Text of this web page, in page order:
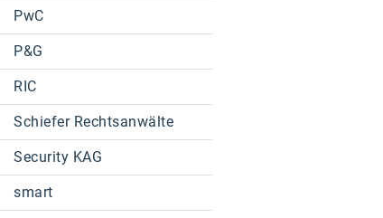
PwC
P&G
RIC
Schiefer Rechtsanwälte
Security KAG
smart